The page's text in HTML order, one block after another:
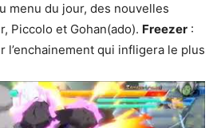
menu du jour, des nouvelles
Piccolo et Gohan(ado). Freezer :
l’enchainement qui infligera le plus